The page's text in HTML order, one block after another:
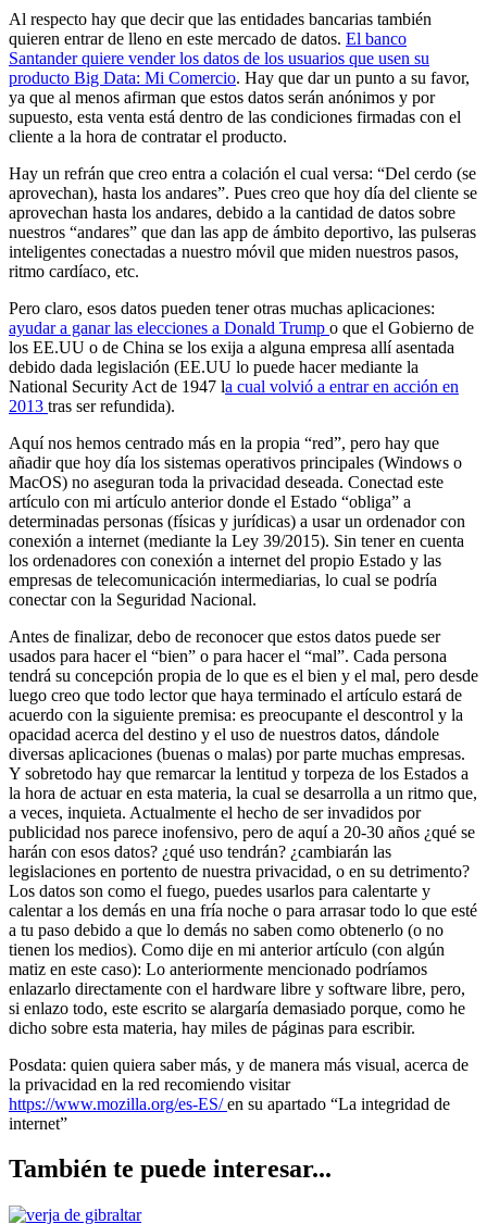
Al respecto hay que decir que las entidades bancarias también
quieren entrar de lleno en este mercado de datos. El banco
Santander quiere vender los datos de los usuarios que usen su
producto Big Data: Mi Comercio. Hay que dar un punto a su favor,
ya que al menos afirman que estos datos serán anónimos y por
supuesto, esta venta está dentro de las condiciones firmadas con el
cliente a la hora de contratar el producto.
Hay un refrán que creo entra a colación el cual versa: “Del cerdo (se
aprovechan), hasta los andares”. Pues creo que hoy día del cliente se
aprovechan hasta los andares, debido a la cantidad de datos sobre
nuestros “andares” que dan las app de ámbito deportivo, las pulseras
inteligentes conectadas a nuestro móvil que miden nuestros pasos,
ritmo cardíaco, etc.
Pero claro, esos datos pueden tener otras muchas aplicaciones:
ayudar a ganar las elecciones a Donald Trump o que el Gobierno de
los EE.UU o de China se los exija a alguna empresa allí asentada
debido dada legislación (EE.UU lo puede hacer mediante la
National Security Act de 1947 la cual volvió a entrar en acción en
2013 tras ser refundida).
Aquí nos hemos centrado más en la propia “red”, pero hay que
añadir que hoy día los sistemas operativos principales (Windows o
MacOS) no aseguran toda la privacidad deseada. Conectad este
artículo con mi artículo anterior donde el Estado “obliga” a
determinadas personas (físicas y jurídicas) a usar un ordenador con
conexión a internet (mediante la Ley 39/2015). Sin tener en cuenta
los ordenadores con conexión a internet del propio Estado y las
empresas de telecomunicación intermediarias, lo cual se podría
conectar con la Seguridad Nacional.
Antes de finalizar, debo de reconocer que estos datos puede ser
usados para hacer el “bien” o para hacer el “mal”. Cada persona
tendrá su concepción propia de lo que es el bien y el mal, pero desde
luego creo que todo lector que haya terminado el artículo estará de
acuerdo con la siguiente premisa: es preocupante el descontrol y la
opacidad acerca del destino y el uso de nuestros datos, dándole
diversas aplicaciones (buenas o malas) por parte muchas empresas.
Y sobretodo hay que remarcar la lentitud y torpeza de los Estados a
la hora de actuar en esta materia, la cual se desarrolla a un ritmo que,
a veces, inquieta. Actualmente el hecho de ser invadidos por
publicidad nos parece inofensivo, pero de aquí a 20-30 años ¿qué se
harán con esos datos? ¿qué uso tendrán? ¿cambiarán las
legislaciones en portento de nuestra privacidad, o en su detrimento?
Los datos son como el fuego, puedes usarlos para calentarte y
calentar a los demás en una fría noche o para arrasar todo lo que esté
a tu paso debido a que lo demás no saben como obtenerlo (o no
tienen los medios). Como dije en mi anterior artículo (con algún
matiz en este caso): Lo anteriormente mencionado podríamos
enlazarlo directamente con el hardware libre y software libre, pero,
si enlazo todo, este escrito se alargaría demasiado porque, como he
dicho sobre esta materia, hay miles de páginas para escribir.
Posdata: quien quiera saber más, y de manera más visual, acerca de
la privacidad en la red recomiendo visitar
https://www.mozilla.org/es-ES/en su apartado “La integridad de
internet”
También te puede interesar...